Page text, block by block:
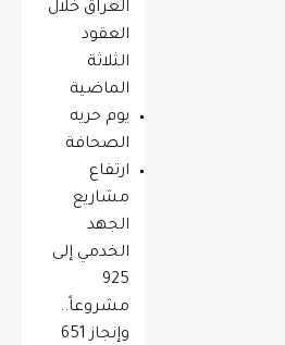
العراق خلال
العقود
الثلاثة
الماضية
يوم حريه
الصحافة
ارتفاع
مشاريع
الجهد
الخدمي إلى
925
مشروعاً..
وإنجاز 651